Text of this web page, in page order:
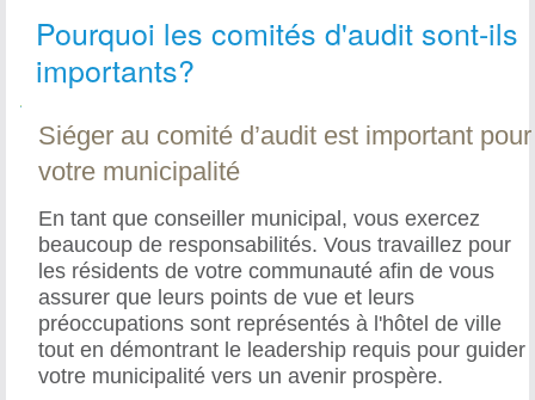
Pourquoi les comités d'audit sont-ils
importants?
Siéger au comité d’audit est important pour
votre municipalité
En tant que conseiller municipal, vous exercez
beaucoup de responsabilités. Vous travaillez pour
les résidents de votre communauté afin de vous
assurer que leurs points de vue et leurs
préoccupations sont représentés à l'hôtel de ville
tout en démontrant le leadership requis pour guider
votre municipalité vers un avenir prospère.